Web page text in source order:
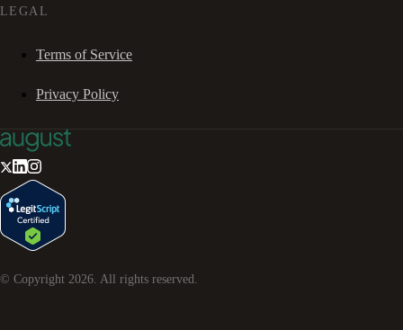
LEGAL
Terms of Service
Privacy Policy
© Copyright 2026 . All rights reserved.